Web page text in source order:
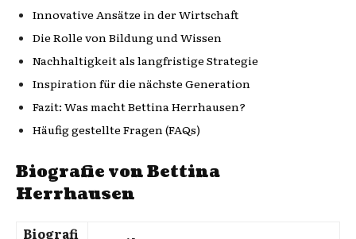
Innovative Ansätze in der Wirtschaft
Die Rolle von Bildung und Wissen
Nachhaltigkeit als langfristige Strategie
Inspiration für die nächste Generation
Fazit: Was macht Bettina Herrhausen?
Häufig gestellte Fragen (FAQs)
Biografie von Bettina
Herrhausen
Biografi